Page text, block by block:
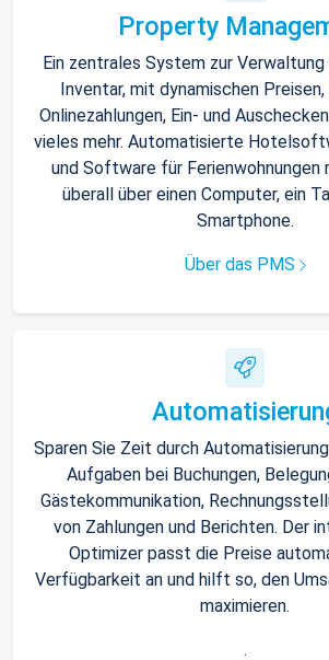
Property
Ein zentrales System zur Verwaltung
Inventar, mit dynamischen
Onlinezahlungen, Ein- und
vieles mehr. Automatisierte
und Software für
überall über einen Computer, ein
Smartphone.
Über das PMS
Sparen Sie Zeit durch
Aufgaben bei Buchungen,
Gästekommunikation,
von Zahlungen und Berichten. Der
Optimizer passt die Preise
Verfügbarkeit an und hilft so, den
maximieren.
.